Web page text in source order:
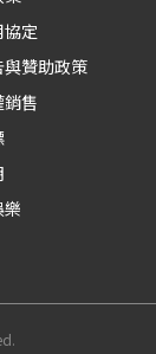
定
贊助政策
售